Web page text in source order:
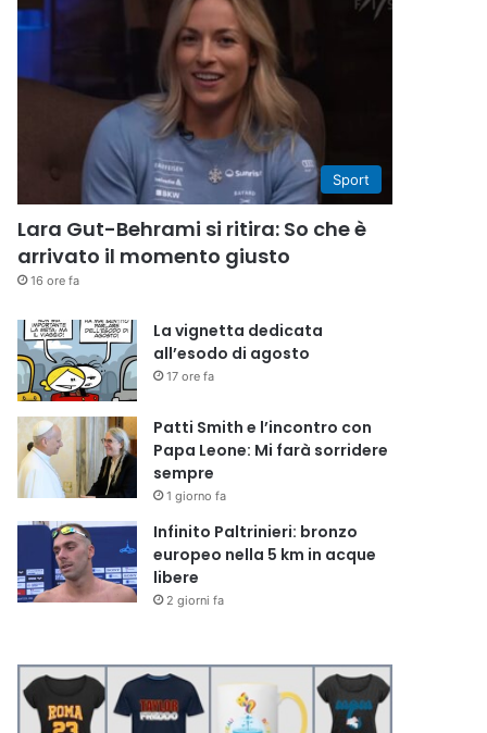
Sport
Lara Gut-Behrami si ritira: So che è
arrivato il momento giusto
16 ore fa
La vignetta dedicata
all’esodo di agosto
17 ore fa
Patti Smith e l’incontro con
Papa Leone: Mi farà sorridere
sempre
1 giorno fa
Infinito Paltrinieri: bronzo
europeo nella 5 km in acque
libere
2 giorni fa